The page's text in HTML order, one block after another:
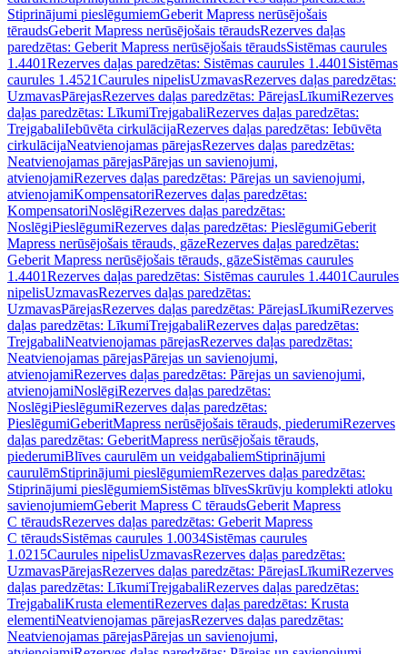
Stiprinājumi pieslēgumiemGeberit Mapress nerūsējošais
tēraudsGeberit Mapress nerūsējošais tēraudsRezerves daļas
paredzētas: Geberit Mapress nerūsējošais tēraudsSistēmas caurules
1.4401Rezerves daļas paredzētas: Sistēmas caurules 1.4401 Sistēmas
caurules 1.4521Caurules nipelisUzmavasRezerves daļas paredzētas:
UzmavasPārejasRezerves daļas paredzētas: PārejasLīkumiRezerves
daļas paredzētas: LīkumiTrejgabaliRezerves daļas paredzētas:
TrejgabaliIebūvēta cirkulācijaRezerves daļas paredzētas: Iebūvēta
cirkulācijaNeatvienojamas pārejasRezerves daļas paredzētas:
Neatvienojamas pārejasPārejas un savienojumi,
atvienojamiRezerves daļas paredzētas: Pārejas un savienojumi,
atvienojamiKompensatoriRezerves daļas paredzētas:
KompensatoriNoslēgiRezerves daļas paredzētas:
NoslēgiPieslēgumiRezerves daļas paredzētas: PieslēgumiGeberit
Mapress nerūsējošais tērauds, gāzeRezerves daļas paredzētas:
Geberit Mapress nerūsējošais tērauds, gāzeSistēmas caurules
1.4401Rezerves daļas paredzētas: Sistēmas caurules 1.4401Caurules
nipelisUzmavasRezerves daļas paredzētas:
UzmavasPārejasRezerves daļas paredzētas: PārejasLīkumiRezerves
daļas paredzētas: LīkumiTrejgabaliRezerves daļas paredzētas:
TrejgabaliNeatvienojamas pārejasRezerves daļas paredzētas:
Neatvienojamas pārejasPārejas un savienojumi,
atvienojamiRezerves daļas paredzētas: Pārejas un savienojumi,
atvienojamiNoslēgiRezerves daļas paredzētas:
NoslēgiPieslēgumiRezerves daļas paredzētas:
PieslēgumiGeberitMapress nerūsējošais tērauds, piederumiRezerves
daļas paredzētas: GeberitMapress nerūsējošais tērauds,
piederumiBlīves caurulēm un veidgabaliemStiprinājumi
caurulēmStiprinājumi pieslēgumiemRezerves daļas paredzētas:
Stiprinājumi pieslēgumiemSistēmas blīvesSkrūvju komplekti atloku
savienojumiemGeberit Mapress C tēraudsGeberit Mapress
C tēraudsRezerves daļas paredzētas: Geberit Mapress
C tēraudsSistēmas caurules 1.0034Sistēmas caurules
1.0215Caurules nipelisUzmavasRezerves daļas paredzētas:
UzmavasPārejasRezerves daļas paredzētas: PārejasLīkumiRezerves
daļas paredzētas: LīkumiTrejgabaliRezerves daļas paredzētas:
TrejgabaliKrusta elementiRezerves daļas paredzētas: Krusta
elementiNeatvienojamas pārejasRezerves daļas paredzētas:
Neatvienojamas pārejasPārejas un savienojumi,